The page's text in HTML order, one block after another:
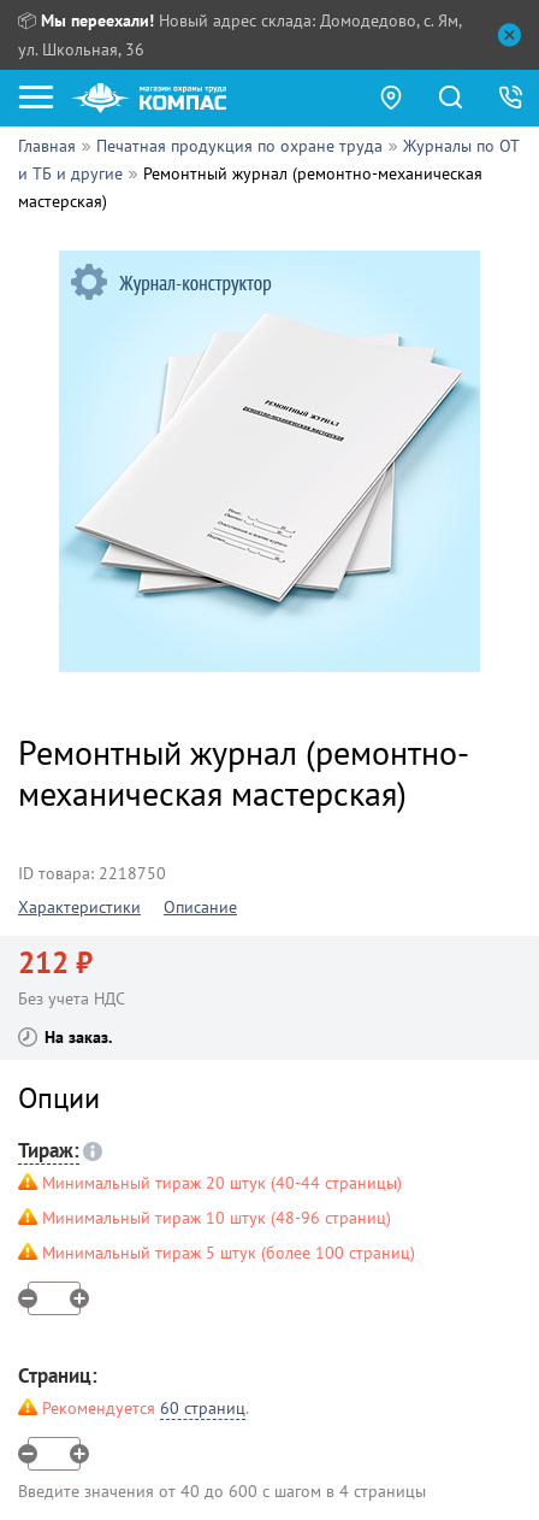
📦 Мы переехали! Новый адрес склада: Домодедово, с. Ям,
ул. Школьная, 36
Как купить?
Прайс-листы
Сотрудничество
ПН - ЧТ:
Выдача продукции:
Главная Печатная продукция по охране труда
Журналы по ОТ
и ТБ и другие
Ремонтный журнал (ремонтно-механическая
мастерская)
Ремонтный журнал (ремонтно-
механическая мастерская)
ID товара: 2218750
Характеристики
Описание
212 ₽
Без учета НДС
На заказ
Опции
Тираж:
Минимальный тираж 20 штук (40-44 страницы)
Минимальный тираж 10 штук (48-96 страниц)
Минимальный тираж 5 штук (более 100 страниц)
Страниц:
Рекомендуется 60 страниц.
Введите значения от 40 до 600 с шагом в 4 страницы